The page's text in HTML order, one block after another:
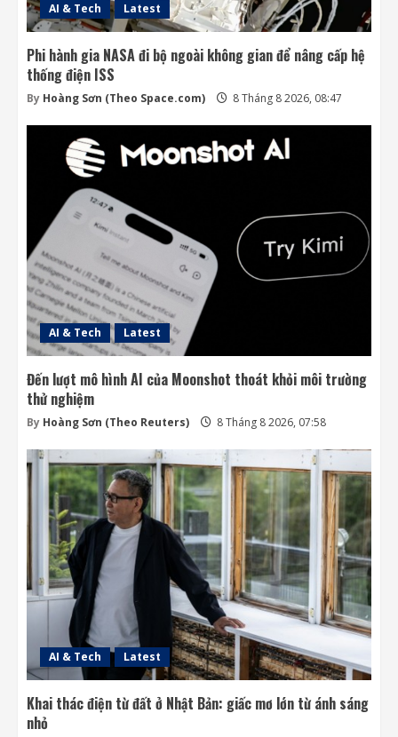
AI & Tech Latest
Phi hành gia NASA đi bộ ngoài không gian để nâng cấp hệ
thống điện ISS
By Hoàng Sơn (Theo Space.com) 8 Tháng 8 2026, 08:47
AI & Tech Latest
Đến lượt mô hình AI của Moonshot thoát khỏi môi trường
thử nghiệm
By Hoàng Sơn (Theo Reuters) 8 Tháng 8 2026, 07:58
AI & Tech Latest
Khai thác điện từ đất ở Nhật Bản: giấc mơ lớn từ ánh sáng
nhỏ